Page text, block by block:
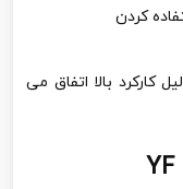
کردن
کارکرد بالا اتفاق می
YF